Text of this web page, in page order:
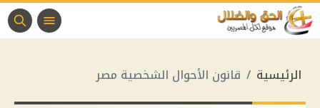
الرئيسية قانون الأحوال الشخصية مصر